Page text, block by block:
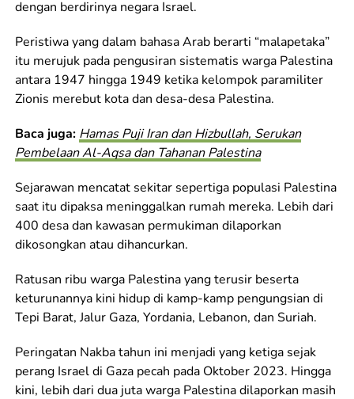
dengan berdirinya negara Israel.
Peristiwa yang dalam bahasa Arab berarti “malapetaka”
itu merujuk pada pengusiran sistematis warga Palestina
antara 1947 hingga 1949 ketika kelompok paramiliter
Zionis merebut kota dan desa-desa Palestina.
Baca juga: Hamas Puji Iran dan Hizbullah, Serukan
Pembelaan Al-Aqsa dan Tahanan Palestina
Sejarawan mencatat sekitar sepertiga populasi Palestina
saat itu dipaksa meninggalkan rumah mereka. Lebih dari
400 desa dan kawasan permukiman dilaporkan
dikosongkan atau dihancurkan.
Ratusan ribu warga Palestina yang terusir beserta
keturunannya kini hidup di kamp-kamp pengungsian di
Tepi Barat, Jalur Gaza, Yordania, Lebanon, dan Suriah.
Peringatan Nakba tahun ini menjadi yang ketiga sejak
perang Israel di Gaza pecah pada Oktober 2023. Hingga
kini, lebih dari dua juta warga Palestina dilaporkan masih